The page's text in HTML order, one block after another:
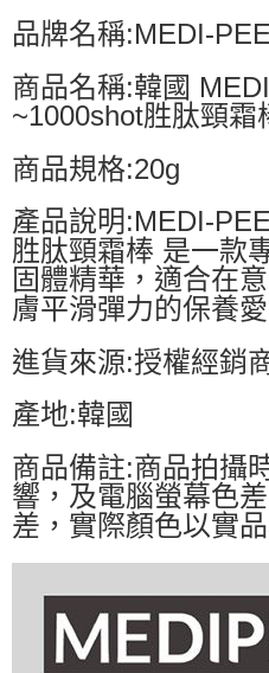
品牌名稱:MEDI-
商品名稱:韓國
~1000shot胜肽頸霜
商品規格:20g
產品說明:MEDI-
胜肽頸霜棒 是一款
固體精華，適合在
膚平滑彈力的保養愛
進貨來源:授權經銷
產地:韓國
商品備註:商品拍攝
響，及電腦螢幕色
差，實際顏色以實品